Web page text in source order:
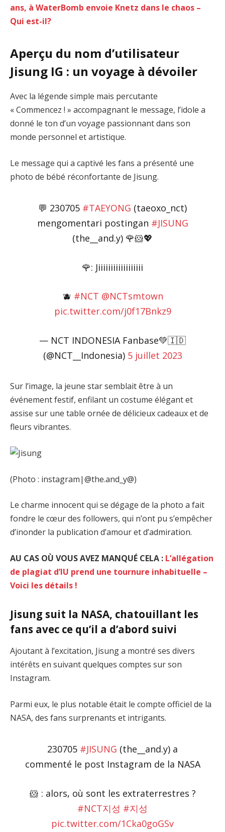
ans, à WaterBomb envoie Knetz dans le chaos –
Qui est-il?
Aperçu du nom d’utilisateur
Jisung IG : un voyage à dévoiler
Avec la légende simple mais percutante
« Commencez ! » accompagnant le message, l’idole a
donné le ton d’un voyage passionnant dans son
monde personnel et artistique.
Le message qui a captivé les fans a présenté une
photo de bébé réconfortante de Jisung.
💬 230705 #TAEYONG (taeoxo_nct)
mengomentari postingan #JISUNG
(the__and.y) 🌹🐹💖
🌹: Jiiiiiiiiiiiiiiiiii
🫐 #NCT @NCTsmtown
pic.twitter.com/j0f17Bnkz9
— NCT INDONESIA Fanbase💚🇮🇩
(@NCT__Indonesia) 5 juillet 2023
Sur l’image, la jeune star semblait être à un
événement festif, enfilant un costume élégant et
assise sur une table ornée de délicieux cadeaux et de
fleurs vibrantes.
(Photo : instagram|@the.and_y@)
Le charme innocent qui se dégage de la photo a fait
fondre le cœur des followers, qui n’ont pu s’empêcher
d’inonder la publication d’amour et d’admiration.
AU CAS OÙ VOUS AVEZ MANQUÉ CELA : L’allégation
de plagiat d’IU prend une tournure inhabituelle –
Voici les détails !
Jisung suit la NASA, chatouillant les
fans avec ce qu’il a d’abord suivi
Ajoutant à l’excitation, Jisung a montré ses divers
intérêts en suivant quelques comptes sur son
Instagram.
Parmi eux, le plus notable était le compte officiel de la
NASA, des fans surprenants et intrigants.
230705 #JISUNG (the__and.y) a
commenté le post Instagram de la NASA
🐹 : alors, où sont les extraterrestres ?
#NCT지성 #지성
pic.twitter.com/1Cka0goGSv